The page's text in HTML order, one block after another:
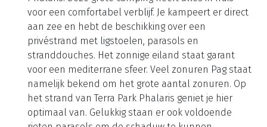
Terra Park Phalaris
Heerlijke strandvakantie op een zonovergoten
eiland Voor een rustige en gezinsvriendelijke
kampeerervaring is het Kroatische eiland Pag een